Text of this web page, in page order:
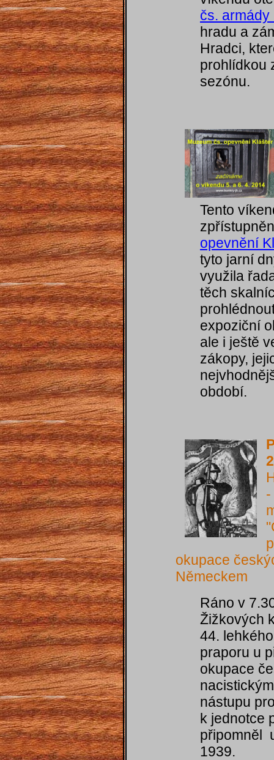
čs. armády
hradu a
Hradci,
prohlídkou
sezónu.
Tento
opevnění
tyto jarní
využila
těch
expoziční
ale i ještě
zákopy,
období.
okupace
Německem
Ráno v
Žižkových
44.
praporu u
okupace
nástupu
k jednotce
připomněl
1939.